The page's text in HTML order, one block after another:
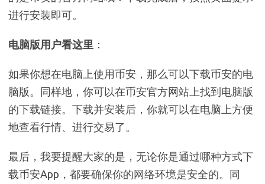
进行安装即可。
电脑版用户看这里 ：
如果你想在电脑上使用币安，那么可以下载币安的电
脑版。同样地，你可以在币安官方网站上找到电脑版
的下载链接。下载并安装后，你就可以在电脑上方便
地查看行情、进行交易了。
最后，我要提醒大家的是，无论你是通过哪种方式下
载币安App，都要确保你的网络环境是安全的。同